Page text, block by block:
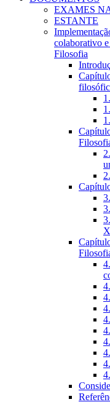
EXAMES
ESTANTE
colaborativo
Filosofia